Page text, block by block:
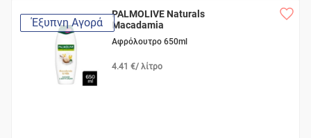
Έξυπνη Αγορά
PALMOLIVE Naturals
Macadamia
Αφρόλουτρο 650ml
4.41 €/ λίτρο